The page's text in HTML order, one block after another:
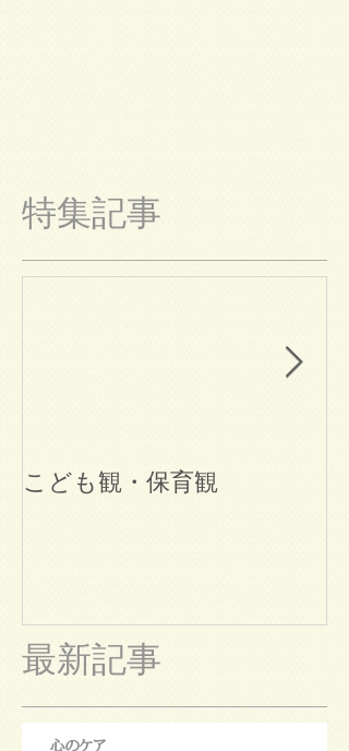
特集記事
こども観・保育観
最新記事
心のケア